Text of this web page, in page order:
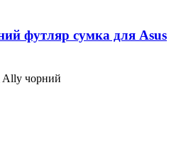
футляр сумка для Asus
Ally чорний